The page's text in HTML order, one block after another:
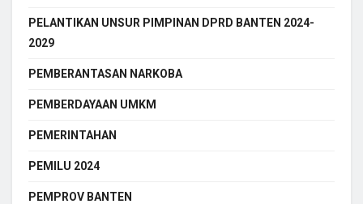
PELANTIKAN UNSUR PIMPINAN DPRD BANTEN 2024-
2029
PEMBERANTASAN NARKOBA
PEMBERDAYAAN UMKM
PEMERINTAHAN
PEMILU 2024
PEMPROV BANTEN